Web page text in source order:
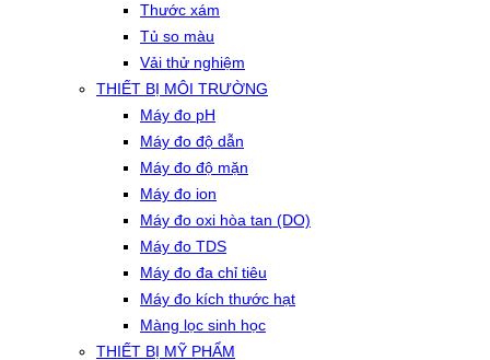
Thước xám
Tủ so màu
Vải thử nghiệm
THIẾT BỊ MÔI TRƯỜNG
Máy đo pH
Máy đo độ dẫn
Máy đo độ mặn
Máy đo ion
Máy đo oxi hòa tan (DO)
Máy đo TDS
Máy đo đa chỉ tiêu
Máy đo kích thước hạt
Màng lọc sinh học
THIẾT BỊ MỸ PHẨM